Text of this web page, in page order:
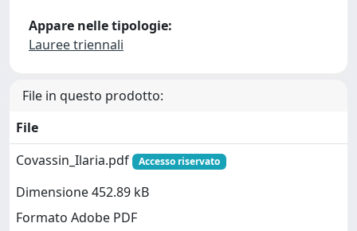
Appare nelle tipologie:
Lauree triennali
File in questo prodotto:
File
Covassin_Ilaria.pdf
Accesso riservato
Dimensione 452.89 kB
Formato Adobe PDF